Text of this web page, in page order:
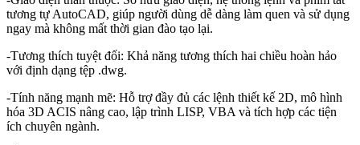
tương tự AutoCAD, giúp người dùng dễ dàng làm quen và sử dụng
ngay mà không mất thời gian đào tạo lại.
-Tương thích tuyệt đối: Khả năng tương thích hai chiều hoàn hảo
với định dạng tệp .dwg.
-Tính năng mạnh mẽ: Hỗ trợ đầy đủ các lệnh thiết kế 2D, mô hình
hóa 3D ACIS nâng cao, lập trình LISP, VBA và tích hợp các tiện
ích chuyên ngành.